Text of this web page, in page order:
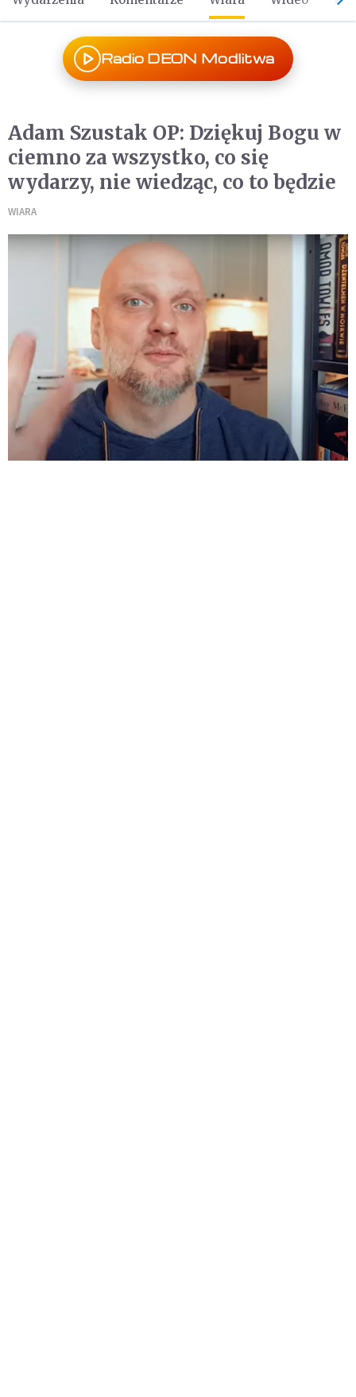
Radio DEON Modlitwa
Adam Szustak OP: Dziękuj Bogu w
ciemno za wszystko, co się
wydarzy, nie wiedząc, co to będzie
WIARA